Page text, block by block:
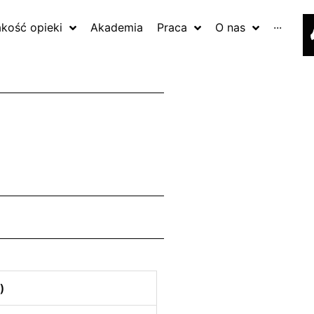
opieki Akademia Praca O nas ···